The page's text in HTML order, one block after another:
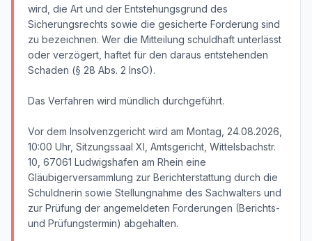
wird, die Art und der Entstehungsgrund des
Sicherungsrechts sowie die gesicherte Forderung sind
zu bezeichnen. Wer die Mitteilung schuldhaft unterlässt
oder verzögert, haftet für den daraus entstehenden
Schaden (§ 28 Abs. 2 InsO).
Das Verfahren wird mündlich durchgeführt.
Vor dem Insolvenzgericht wird am Montag, 24.08.2026,
10:00 Uhr, Sitzungssaal XI, Amtsgericht, Wittelsbachstr.
10, 67061 Ludwigshafen am Rhein eine
Gläubigerversammlung zur Berichterstattung durch die
Schuldnerin sowie Stellungnahme des Sachwalters und
zur Prüfung der angemeldeten Forderungen (Berichts-
und Prüfungstermin) abgehalten.